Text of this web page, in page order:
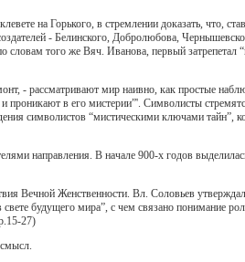
на Горького, в стремлении доказать, что,
- Белинского, Добролюбова,
того же Вяч. Иванова, первый затрепетал
- рассматривают мир наивно, как простые
проникают в его мистерии”'. Символисты
символистов “мистическими ключами тайн”,
направления. В начале 900-х годов
Вечной Женственности. Вл. Соловьев
будущего мира”, с чем связано понимание
27)